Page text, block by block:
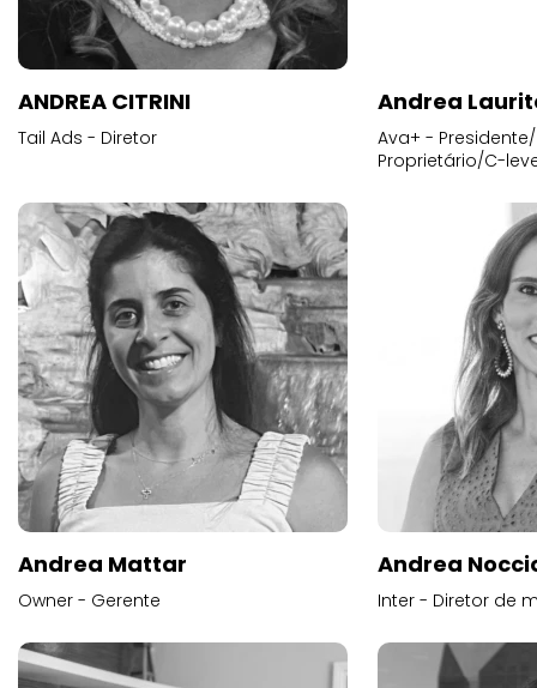
ANDREA CITRINI
Tail Ads - Diretor
Andrea
Ava+ -
Proprietário/C-
Andrea Mattar
Owner - Gerente
Andrea
Inter - Diretor de